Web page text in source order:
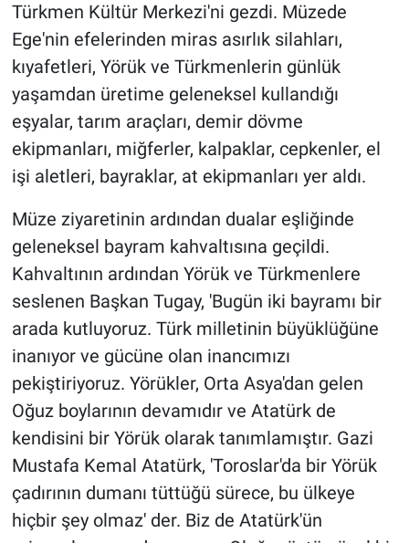
Türkmen Kültür Merkezi'ni gezdi. Müzede
Ege'nin efelerinden miras asırlık silahları,
kıyafetleri, Yörük ve Türkmenlerin günlük
yaşamdan üretime geleneksel kullandığı
eşyalar, tarım araçları, demir dövme
ekipmanları, miğferler, kalpaklar, cepkenler, el
işi aletleri, bayraklar, at ekipmanları yer aldı.
Müze ziyaretinin ardından dualar eşliğinde
geleneksel bayram kahvaltısına geçildi.
Kahvaltının ardından Yörük ve Türkmenlere
seslenen Başkan Tugay, 'Bugün iki bayramı bir
arada kutluyoruz. Türk milletinin büyüklüğüne
inanıyor ve gücüne olan inancımızı
pekiştiriyoruz. Yörükler, Orta Asya'dan gelen
Oğuz boylarının devamıdır ve Atatürk de
kendisini bir Yörük olarak tanımlamıştır. Gazi
Mustafa Kemal Atatürk, 'Toroslar'da bir Yörük
çadırının dumanı tüttüğü sürece, bu ülkeye
hiçbir şey olmaz' der. Biz de Atatürk'ün